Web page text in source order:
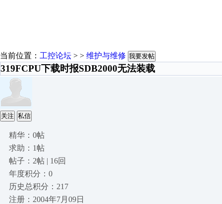
当前位置： 工控论坛 > > 维护与维修 我要发帖
319FCPU下载时报SDB2000无法装载
关注 私信
精华：0帖
求助：1帖
帖子：2帖 | 16回
年度积分：0
历史总积分：217
注册：2004年7月09日